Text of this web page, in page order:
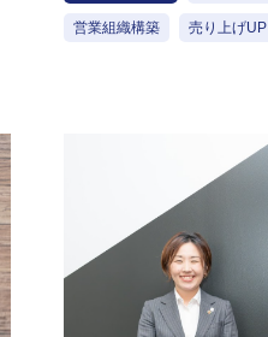
営業組織構築 売り上げUP